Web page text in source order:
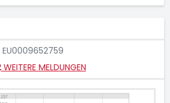
EU0009652759
WEITERE MELDUNGEN